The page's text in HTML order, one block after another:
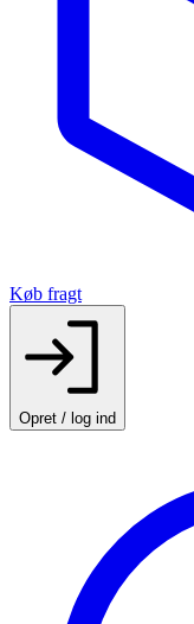
Køb fragt
Opret / log ind